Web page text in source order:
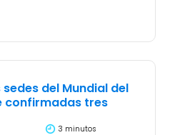
del Mundial del
confirmadas tres
3 minutos